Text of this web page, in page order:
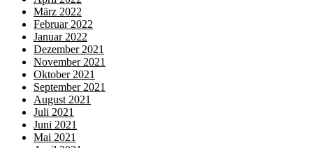
März 2022
Februar 2022
Januar 2022
Dezember 2021
November 2021
Oktober 2021
September 2021
August 2021
Juli 2021
Juni 2021
Mai 2021